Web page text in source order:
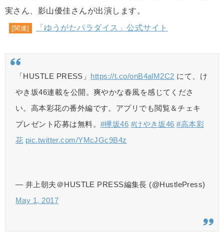
実さん、影山優佳さんが出演します。
[関連] 「ゆうがたパラダイス」公式サイト
「HUSTLE PRESS」 https://t.co/onB4alM2C2 にて、け
やき坂46連載を公開。爽やかな春風を感じてくださ
い。高本彩花の番外編です。アプリでも閲覧＆チェキ
プレゼント応募は無料。 #欅坂46 #けやき坂46 #高本彩
花 pic.twitter.com/YMcJGc9B4z
— 井上朝夫＠HUSTLE PRESS編集長 (@HustlePress)
May 1, 2017